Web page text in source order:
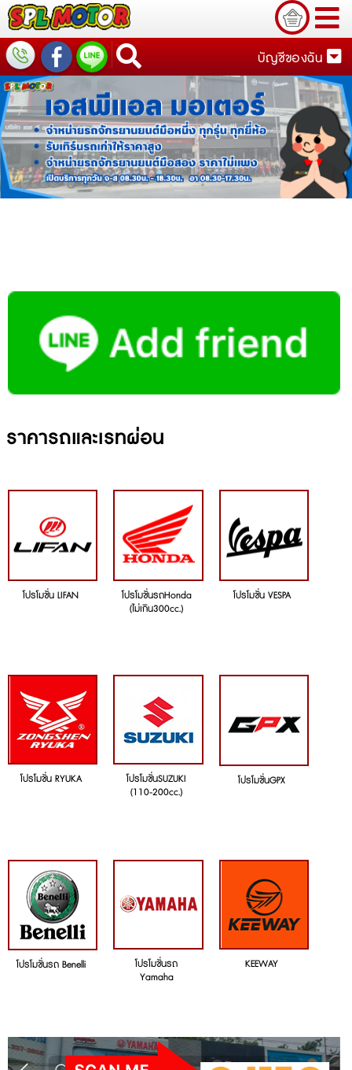
บัญชีของฉัน
ราคารถและเรทผ่อน
โปรโมชั่น LIFAN
โปรโมชั่นรถHonda
(ไม่เกิน300cc.)
โปรโมชั่น VESPA
โปรโมชั่น RYUKA
โปรโมชั่นSUZUKI
(110-200cc.)
โปรโมชั่นGPX
โปรโมชั่นรถ Benelli
โปรโมชั่นรถ
Yamaha
KEEWAY